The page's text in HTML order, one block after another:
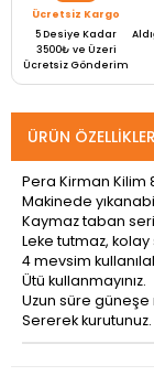
Ücretsiz Kargo
5 Desiye Kadar
3500₺ ve Üzeri
Ücretsiz Gönderim
ÜRÜN
Pera Kirman Kilim
Makinede
Kaymaz taban
Leke tutmaz,
4 mevsim
Ütü kullanmayınız.
Uzun süre güneşe
Sererek kurutunuz.